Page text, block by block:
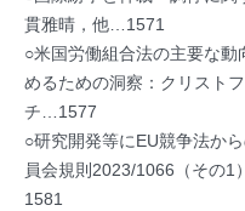
貫雅晴，他…1571
○米国労働組合法の主要な
めるための洞察：クリスト
チ…1577
○研究開発等にEU競争法か
員会規則2023/1066（その1
1581